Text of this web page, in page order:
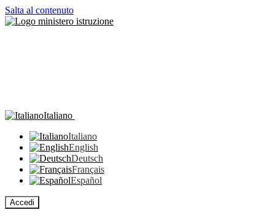
Salta al contenuto
Italiano
Italiano
English
Deutsch
Français
Español
Accedi